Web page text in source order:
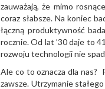
zauważają, że mimo
coraz słabsze. Na koniec
łączną produktywność
rocznie. Od lat ’30 daje to
rozwoju technologii nie
Ale co to oznacza dla nas?
zawsze. Utrzymanie